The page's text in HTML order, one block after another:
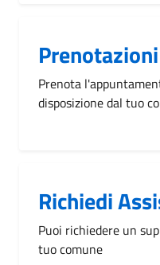
Prenotazioni
Prenota
disposizione dal tuo
Richiedi
Puoi richiedere un
tuo comune